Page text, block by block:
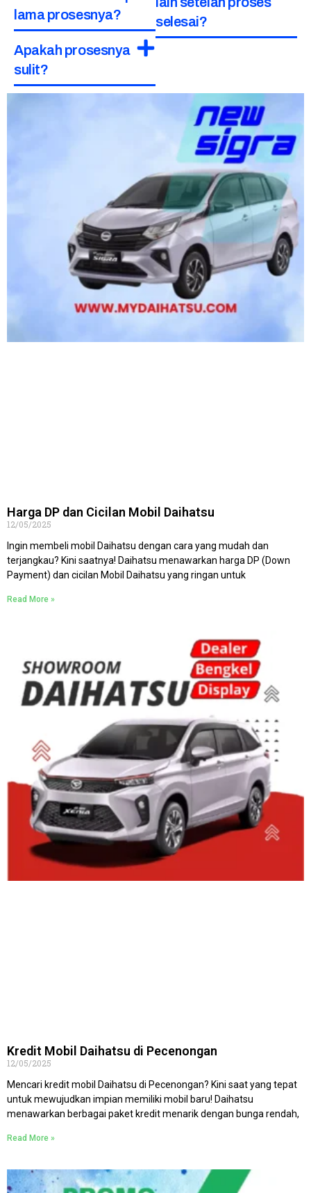
lama prosesnya?
Apakah prosesnya
sulit?
selesai?
Harga DP dan Cicilan Mobil Daihatsu
12/05/2025
Ingin membeli mobil Daihatsu dengan cara yang mudah dan
terjangkau? Kini saatnya! Daihatsu menawarkan harga DP (Down
Payment) dan cicilan Mobil Daihatsu yang ringan untuk
Read More »
Kredit Mobil Daihatsu di Pecenongan
12/05/2025
Mencari kredit mobil Daihatsu di Pecenongan? Kini saat yang tepat
untuk mewujudkan impian memiliki mobil baru! Daihatsu
menawarkan berbagai paket kredit menarik dengan bunga rendah,
Read More »